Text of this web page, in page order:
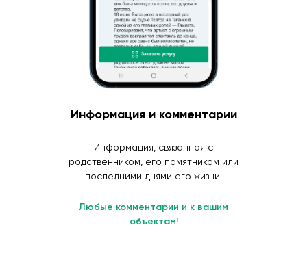
Информация и комментарии
Информация, связанная с
родственником, его памятником или
последними днями его жизни.
Любые комментарии и к вашим
объектам!